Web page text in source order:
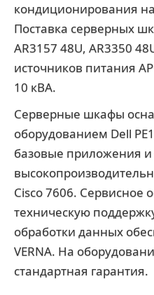
кондиционирования
Поставка серверных
AR3157 48U, AR3350
источников питания
10 кВА.
Серверные шкафы
оборудованием Dell
базовые приложения и
Cisco 7606. Сервисное
техническую
обработки данных
VERNA. На
стандартная гарантия.